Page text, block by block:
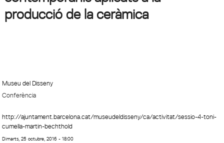
producció de la ceràmica
Museu del Disseny
Conferència
http://ajuntament.barcelona.cat/museudeldisseny/ca/activitat/sessio-4-toni-
cumella-martin-bechthold
Dimarts, 25 octubre, 2016 - 18:00